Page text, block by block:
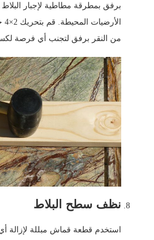
برفق بمطرقة مطاطية لإجبار
من النقر برفق لتجنب أي فرصة
نظف سطح البلاط
استخدم قطعة قماش مبللة لإزالة